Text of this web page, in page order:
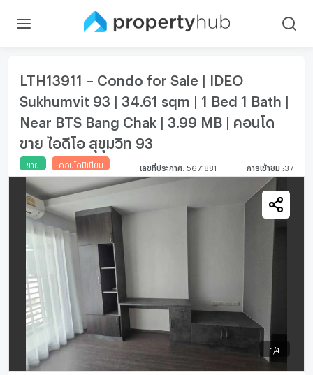
LTH13911 – Condo for Sale | IDEO
Sukhumvit 93 | 34.61 sqm | 1 Bed 1 Bath |
Near BTS Bang Chak | 3.99 MB | คอนโด
ขาย ไอดีโอ สุขุมวิท 93
ขาย คอนโดมิเนียม เลขที่ประกาศ 5671881 การเข้าชม 37
1 /4